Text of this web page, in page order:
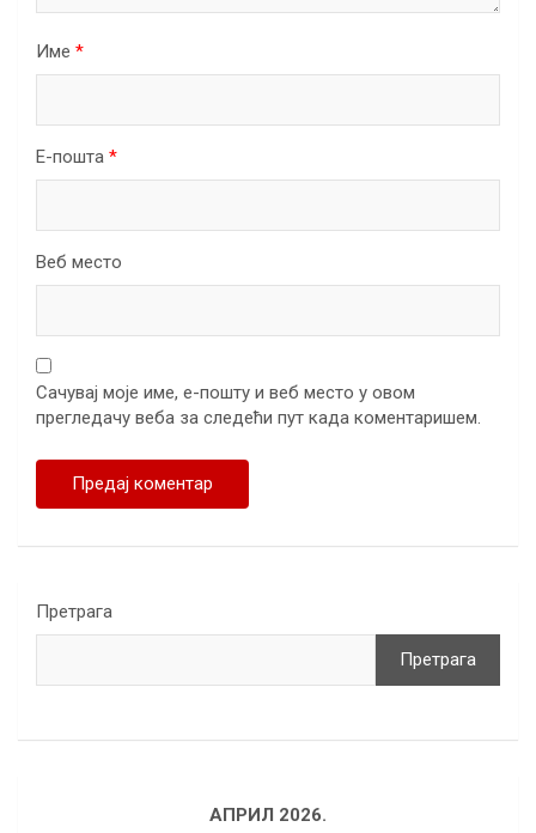
Име *
Е-пошта *
Веб место
Сачувај моје име, е-пошту и веб место у овом
прегледачу веба за следећи пут када коментаришем.
Претрага
Претрага
АПРИЛ 2026.